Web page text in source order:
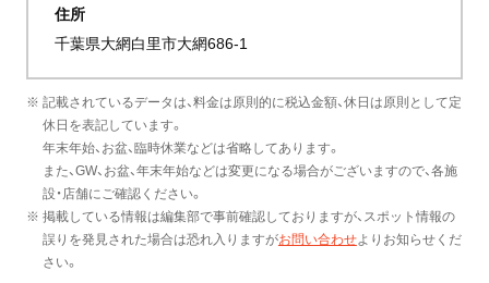
住所
千葉県大網白里市大網686-1
※ 記載されているデータは、料金は原則的に税込金額、休日は原則として定
休日を表記しています。
年末年始、お盆、臨時休業などは省略してあります。
また、GW、お盆、年末年始などは変更になる場合がございますので、各施
設・店舗にご確認ください。
※ 掲載している情報は編集部で事前確認しておりますが、スポット情報の
誤りを発見された場合は恐れ入りますがお問い合わせよりお知らせくだ
さい。